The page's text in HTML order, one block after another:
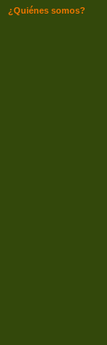
¿Quiénes somos?